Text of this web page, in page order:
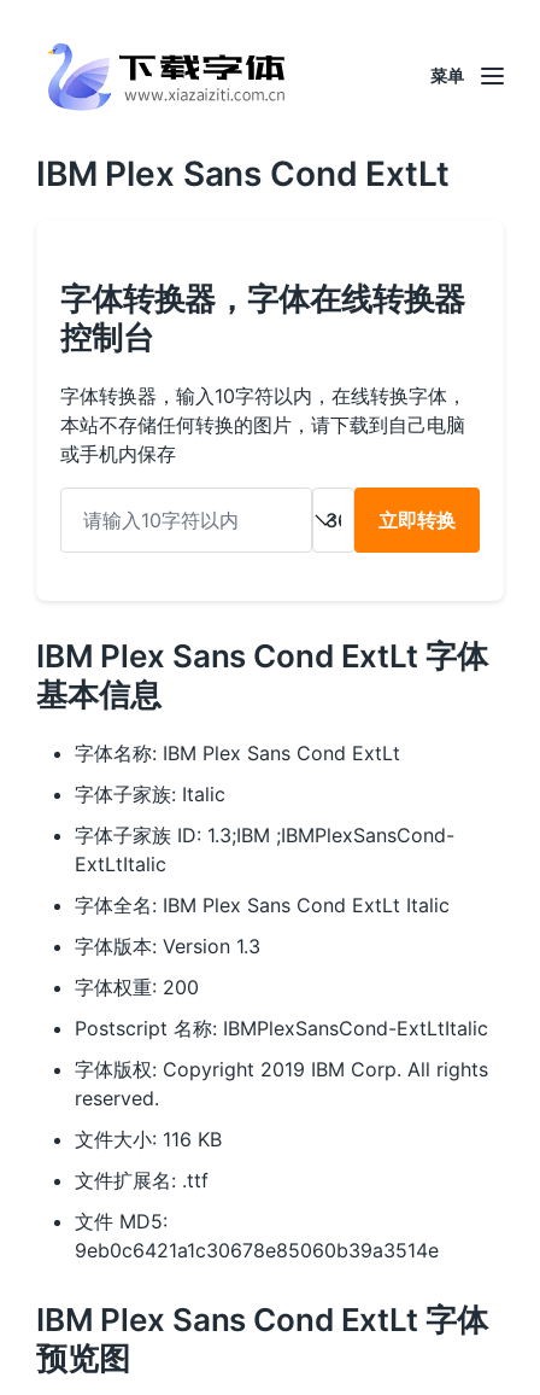
菜单
IBM Plex Sans Cond ExtLt
字体转换器，字体在线转换器
控制台
字体转换器，输入10字符以内，在线转换字体，
本站不存储任何转换的图片，请下载到自己电脑
或手机内保存
立即转换
IBM Plex Sans Cond ExtLt 字体
基本信息
字体名称: IBM Plex Sans Cond ExtLt
字体子家族: Italic
字体子家族 ID: 1.3;IBM ;IBMPlexSansCond-
ExtLtItalic
字体全名: IBM Plex Sans Cond ExtLt Italic
字体版本: Version 1.3
字体权重: 200
Postscript 名称: IBMPlexSansCond-ExtLtItalic
字体版权: Copyright 2019 IBM Corp. All rights
reserved.
文件大小: 116 KB
文件扩展名: .ttf
文件 MD5:
9eb0c6421a1c30678e85060b39a3514e
IBM Plex Sans Cond ExtLt 字体
预览图